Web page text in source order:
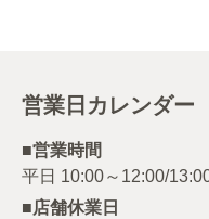
営業日カレンダー
■営業時間
■店舗休業日